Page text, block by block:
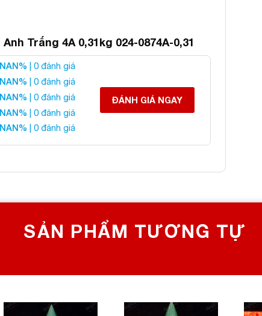
Thạch Anh Trắng 4A
627 166
Trắng 4A 0,31kg 024-0874A-0,31
NAN% | 0 đánh giá
NAN% | 0 đánh giá
NAN% | 0 đánh giá
NAN% | 0 đánh giá
NAN% | 0 đánh giá
ĐÁNH GIÁ NGAY
SẢN PHẨM TƯƠNG TỰ